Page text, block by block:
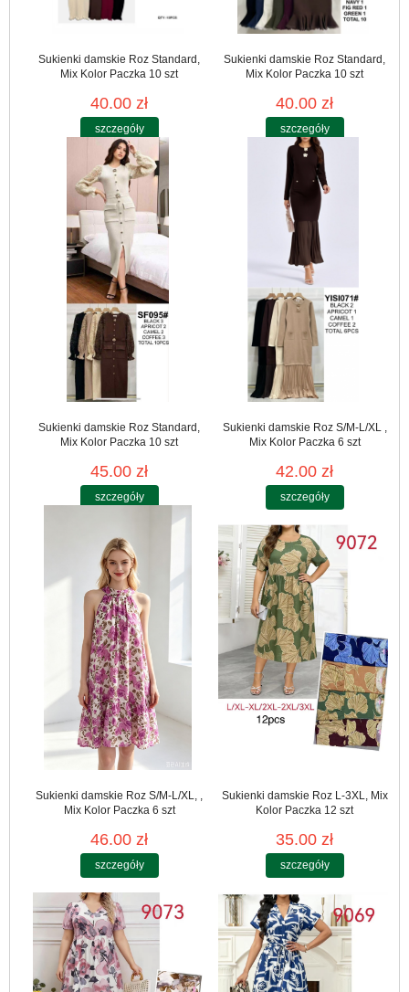
Sukienki damskie Roz Standard,
Mix Kolor Paczka 10 szt
40.00 zł
szczegóły
Sukienki damskie Roz Standard,
Mix Kolor Paczka 10 szt
40.00 zł
szczegóły
Sukienki damskie Roz Standard,
Mix Kolor Paczka 10 szt
45.00 zł
szczegóły
Sukienki damskie Roz S/M-L/XL ,
Mix Kolor Paczka 6 szt
42.00 zł
szczegóły
Sukienki damskie Roz S/M-L/XL, ,
Mix Kolor Paczka 6 szt
46.00 zł
szczegóły
Sukienki damskie Roz L-3XL, Mix
Kolor Paczka 12 szt
35.00 zł
szczegóły